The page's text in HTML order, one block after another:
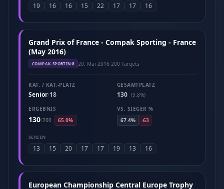
19 16 16 15 22 17 17 16
Grand Prix of France - Compak Sporting - France
(May 2016)
COMPAK-SPORTING 20. Mai 2016·200 Targets
KAT. / KAT.-PLATZ
Senior/18
GESAMTPLATZ
130 (9.8%)
ERGEBNIS
130/200 65.0%
VS. SIEGER %
67.4%
-63
SERIEN
13 15 20 17 17 19 13 16
European Championship Central Europe Trophy